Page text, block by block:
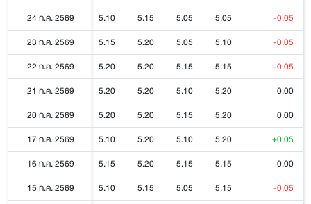
24 ก.ค. 2569
5.10 5.15 5.05 5.05
-0.05
23 ก.ค. 2569
5.15 5.20 5.05 5.10
-0.05
22 ก.ค. 2569
5.20 5.20 5.15 5.15
-0.05
21 ก.ค. 2569
5.20 5.20 5.10 5.20
0.00
20 ก.ค. 2569
5.20 5.20 5.15 5.20
0.00
17 ก.ค. 2569
5.10 5.20 5.10 5.20
+0.05
16 ก.ค. 2569
5.15 5.20 5.15 5.15
0.00
15 ก.ค. 2569
5.10 5.15 5.05 5.15
-0.05